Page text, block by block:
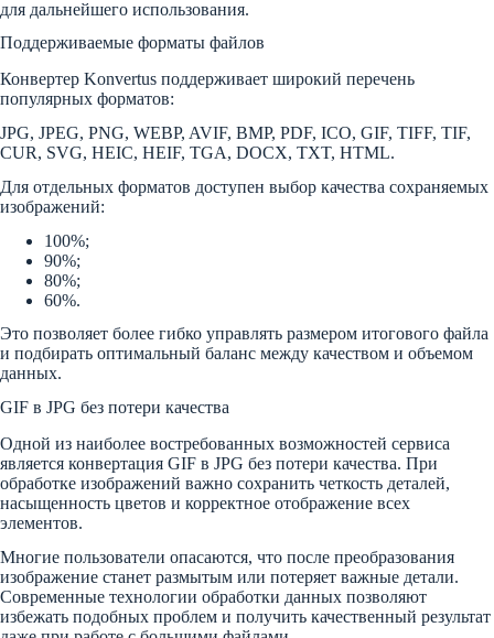
для дальнейшего использования.
Поддерживаемые форматы файлов
Конвертер Konvertus поддерживает широкий перечень
популярных форматов:
JPG, JPEG, PNG, WEBP, AVIF, BMP, PDF, ICO, GIF, TIFF, TIF,
CUR, SVG, HEIC, HEIF, TGA, DOCX, TXT, HTML.
Для отдельных форматов доступен выбор качества сохраняемых
изображений:
100%;
90%;
80%;
60%.
Это позволяет более гибко управлять размером итогового файла
и подбирать оптимальный баланс между качеством и объемом
данных.
GIF в JPG без потери качества
Одной из наиболее востребованных возможностей сервиса
является конвертация GIF в JPG без потери качества. При
обработке изображений важно сохранить четкость деталей,
насыщенность цветов и корректное отображение всех
элементов.
Многие пользователи опасаются, что после преобразования
изображение станет размытым или потеряет важные детали.
Современные технологии обработки данных позволяют
избежать подобных проблем и получить качественный результат